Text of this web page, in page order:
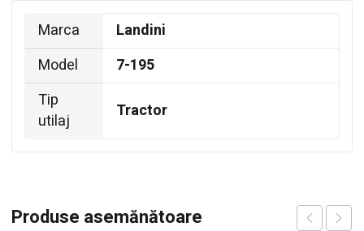
Marca
Landini
Model
7-195
Tip
utilaj
Tractor
Produse asemănătoare